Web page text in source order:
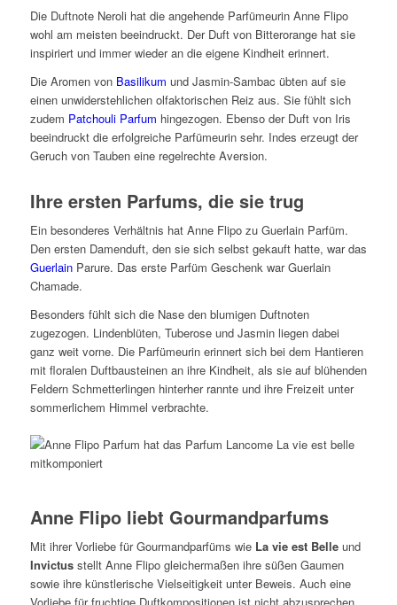
Die Duftnote Neroli hat die angehende Parfümeurin Anne Flipo
wohl am meisten beeindruckt. Der Duft von Bitterorange hat sie
inspiriert und immer wieder an die eigene Kindheit erinnert.
Die Aromen von Basilikum und Jasmin-Sambac übten auf sie
einen unwiderstehlichen olfaktorischen Reiz aus. Sie fühlt sich
zudem Patchouli Parfum hingezogen. Ebenso der Duft von Iris
beeindruckt die erfolgreiche Parfümeurin sehr. Indes erzeugt der
Geruch von Tauben eine regelrechte Aversion.
Ihre ersten Parfums, die sie trug
Ein besonderes Verhältnis hat Anne Flipo zu Guerlain Parfüm.
Den ersten Damenduft, den sie sich selbst gekauft hatte, war das
GuerlainParure. Das erste Parfüm Geschenk war Guerlain
Chamade.
Besonders fühlt sich die Nase den blumigen Duftnoten
zugezogen. Lindenblüten, Tuberose und Jasmin liegen dabei
ganz weit vorne. Die Parfümeurin erinnert sich bei dem Hantieren
mit floralen Duftbausteinen an ihre Kindheit, als sie auf blühenden
Feldern Schmetterlingen hinterher rannte und ihre Freizeit unter
sommerlichem Himmel verbrachte.
Anne Flipo liebt Gourmandparfums
Mit ihrer Vorliebe für Gourmandparfüms wie La vie est Belleund
Invictusstellt Anne Flipo gleichermaßen ihre süßen Gaumen
sowie ihre künstlerische Vielseitigkeit unter Beweis. Auch eine